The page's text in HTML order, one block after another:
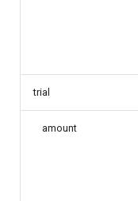
trial
amount